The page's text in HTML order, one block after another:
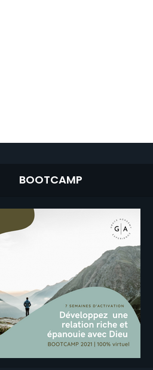
BOOTCAMP